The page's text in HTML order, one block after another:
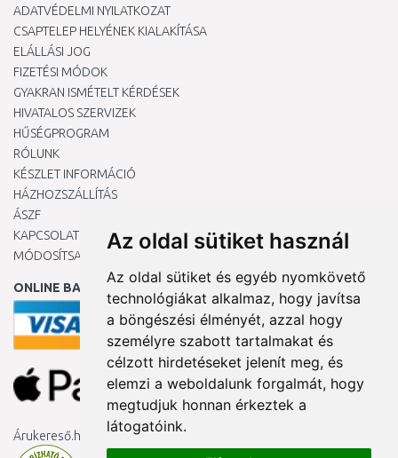
Az oldal sütiket használ
Az oldal sütiket és egyéb nyomkövető
technológiákat alkalmaz, hogy javítsa
a böngészési élményét, azzal hogy
személyre szabott tartalmakat és
célzott hirdetéseket jelenít meg, és
elemzi a weboldalunk forgalmát, hogy
megtudjuk honnan érkeztek a
látogatóink.
ADATVÉDELMI NYILATKOZAT
CSAPTELEP HELYÉNEK KIALAKÍTÁSA
ELÁLLÁSI JOG
FIZETÉSI MÓDOK
GYAKRAN ISMÉTELT KÉRDÉSEK
HIVATALOS SZERVIZEK
HŰSÉGPROGRAM
RÓLUNK
KÉSZLET INFORMÁCIÓ
HÁZHOZSZÁLLÍTÁS
ÁSZF
KAPCSOLAT
MÓDOSÍTSA A COOKIE-BEÁLLÍTÁSAIMAT
ONLINE BANKKÁRTYÁVAL
Árukereső.hu